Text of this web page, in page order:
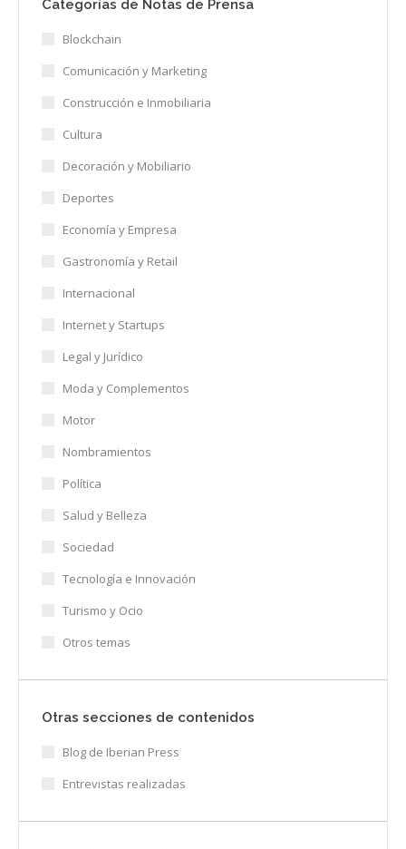
Categorías de Notas de Prensa
Blockchain
Comunicación y Marketing
Construcción e Inmobiliaria
Cultura
Decoración y Mobiliario
Deportes
Economía y Empresa
Gastronomía y Retail
Internacional
Internet y Startups
Legal y Jurídico
Moda y Complementos
Motor
Nombramientos
Política
Salud y Belleza
Sociedad
Tecnología e Innovación
Turismo y Ocio
Otros temas
Otras secciones de contenidos
Blog de Iberian Press
Entrevistas realizadas